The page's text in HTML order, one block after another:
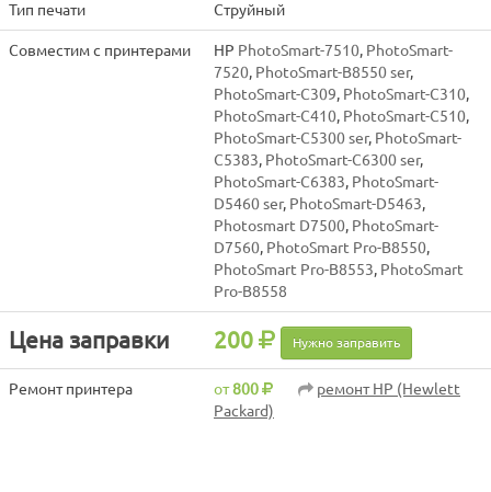
Тип печати Струйный
Совместим с принтерами HP PhotoSmart-7510, PhotoSmart-
7520, PhotoSmart-B8550 ser,
PhotoSmart-C309, PhotoSmart-C310,
PhotoSmart-C410, PhotoSmart-C510,
PhotoSmart-C5300 ser, PhotoSmart-
C5383, PhotoSmart-C6300 ser,
PhotoSmart-C6383, PhotoSmart-
D5460 ser, PhotoSmart-D5463,
Photosmart D7500, PhotoSmart-
D7560, PhotoSmart Pro-B8550,
PhotoSmart Pro-B8553, PhotoSmart
Pro-B8558
Цена заправки 200 Нужно заправить
Ремонт принтера от800
ремонт HP (Hewlett
Packard)